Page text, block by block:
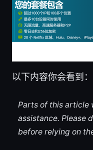
以下内容你会看到：
Parts of this article
assistance. Please
before relying on